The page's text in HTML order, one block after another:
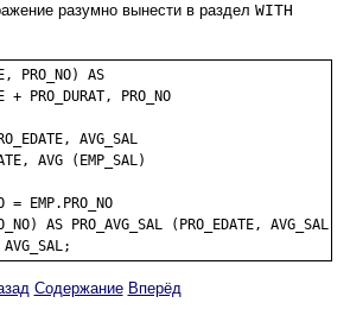
разумно вынести в раздел WITH
PRO_NO) AS
+ PRO_DURAT, PRO_NO
AVG_SAL
AVG (EMP_SAL)
= EMP.PRO_NO
AS PRO_AVG_SAL (PRO_EDATE, AVG_SAL)
Содержание Вперёд